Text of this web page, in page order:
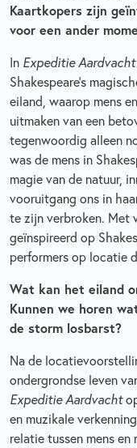
Kaartkopers zijn
voor een ander
In Expeditie Aardvacht
Shakespeare’s
eiland, waarop mens
uitmaken van een
tegenwoordig alleen
was de mens in
magie van de natuur,
vooruitgang ons in
te zijn verbroken. Met
geïnspireerd op
performers op locatie
Wat kan het eiland
Kunnen we horen
de storm losbarst?
Na de
ondergrondse leven
Expeditie Aardvacht
en muzikale
relatie tussen mens en